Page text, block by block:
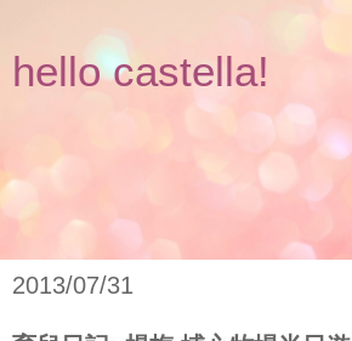
hello castella!
2013/07/31